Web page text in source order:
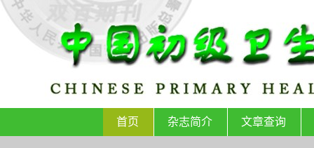
首页 杂志简介 文章查询